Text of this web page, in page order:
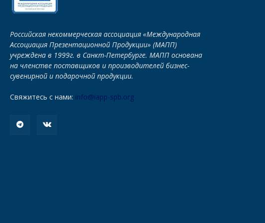
Российская некоммерческая ассоциация «Международная
Ассоциация Презентационной Продукции» (МАПП)
учреждена в 1999г. в Санкт-Петербурге. МАПП основана
на членстве поставщиков и производителей бизнес-
сувенирной и подарочной продукции.
Свяжитесь с нами: info@iapp-spb.org